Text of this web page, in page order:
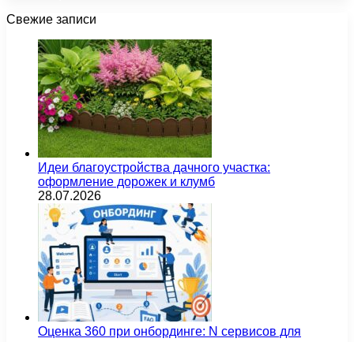
Свежие записи
Идеи благоустройства дачного участка:
оформление дорожек и клумб
28.07.2026
Оценка 360 при онбординге: N сервисов для